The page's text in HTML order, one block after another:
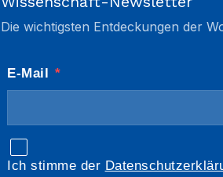
Die wichtigsten Entdeckungen der